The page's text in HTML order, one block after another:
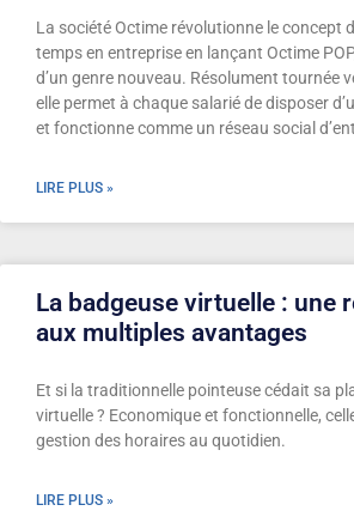
La société Octime révolutionne le concept
temps en entreprise en lançant Octime
d’un genre nouveau. Résolument tournée
elle permet à chaque salarié de disposer
et fonctionne comme un réseau social
LIRE PLUS »
La badgeuse virtuelle : une
aux multiples avantages
Et si la traditionnelle pointeuse cédait sa
virtuelle ? Economique et fonctionnelle,
gestion des horaires au quotidien.
LIRE PLUS »